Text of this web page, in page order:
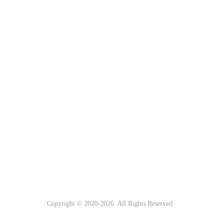
Copyright © 2020-2026. All Rights Reserved